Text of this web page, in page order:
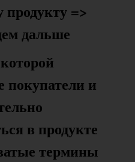
продукту =>
дальше
покупатели и
в продукте
термины